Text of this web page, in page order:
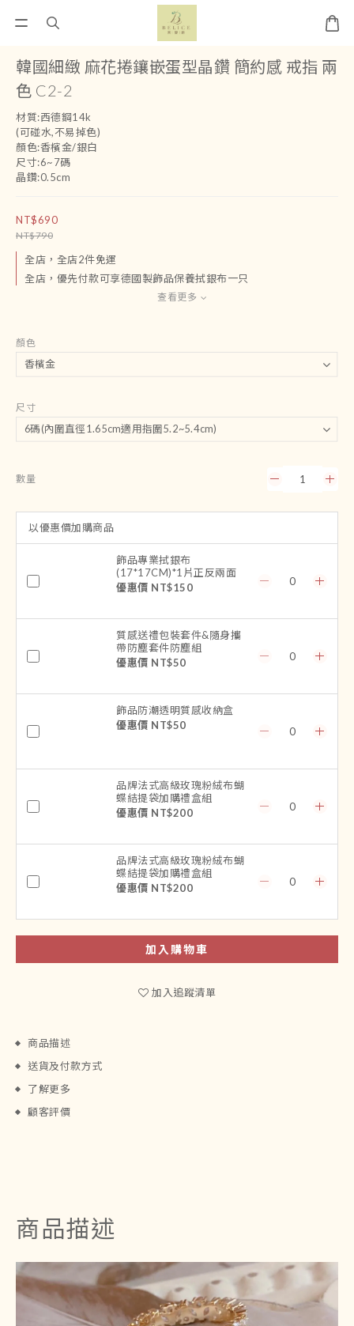
韓國細緻 麻花捲鑲嵌蛋型晶鑽 簡約感 戒指 兩
色 C2-2
材質:西德鋼14k
(可碰水,不易掉色)
顏色:香檳金/銀白
尺寸:6~7碼
晶鑽:0.5cm
NT$690
NT$790
全店，全店2件免運
全店，優先付款可享德國製飾品保養拭銀布一只
查看更多
顏色
尺寸
數量
以優惠價加購商品
飾品專業拭銀布
(17*17CM)*1片正反兩面
優惠價 NT$150
質感送禮包裝套件&隨身攜
帶防塵套件防塵組
優惠價 NT$50
飾品防潮透明質感收納盒
優惠價 NT$50
品牌法式高級玫瑰粉絨布蝴
蝶結提袋加購禮盒組
優惠價 NT$200
品牌法式高級玫瑰粉絨布蝴
蝶結提袋加購禮盒組
優惠價 NT$200
加入購物車
加入追蹤清單
商品描述
送貨及付款方式
了解更多
顧客評價
商品描述